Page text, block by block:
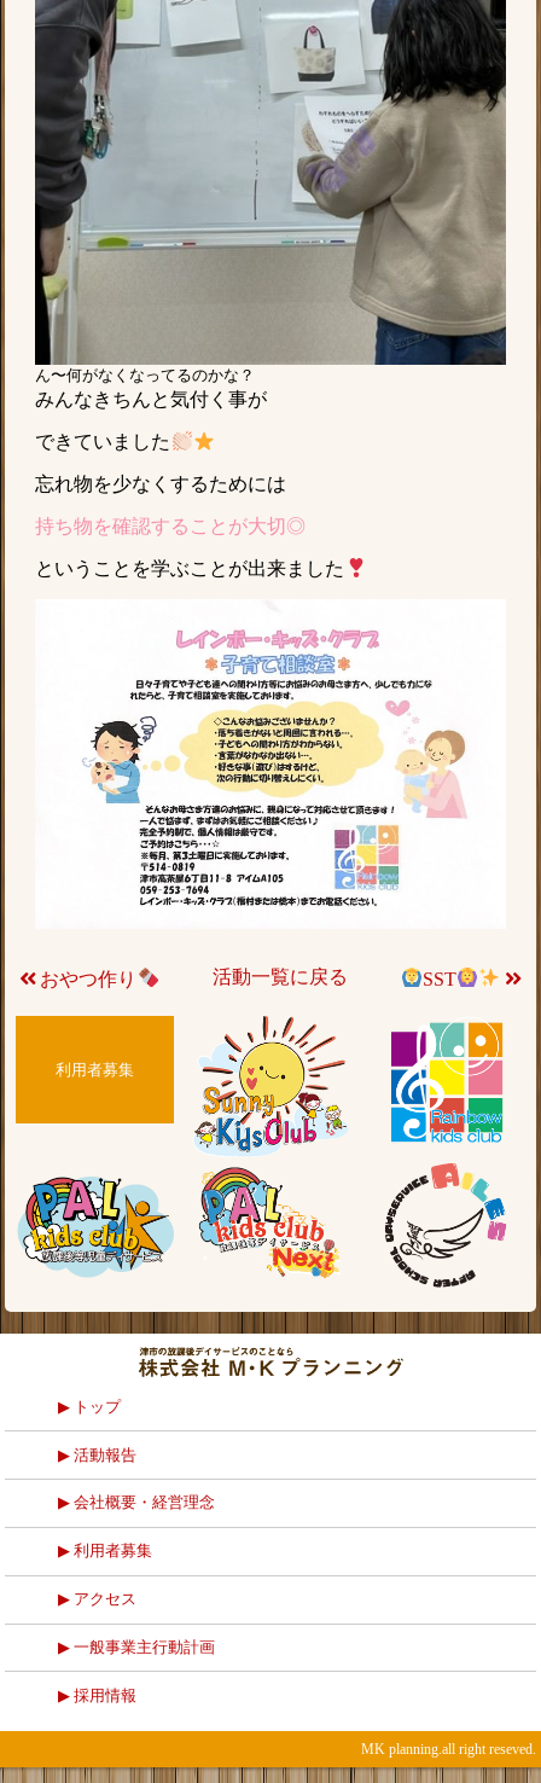
ん〜何がなくなってるのかな？
みんなきちんと気付く事が
できていました
忘れ物を少なくするためには
持ち物を確認することが大切◎
ということを学ぶことが出来ました
おやつ作り 活動一覧に戻る SST
利用者募集
トップ
活動報告
会社概要・経営理念
利用者募集
アクセス
一般事業主行動計画
採用情報
MK planning.all right reseved.